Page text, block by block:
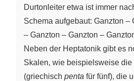
Durtonleiter etwa ist immer
Schema aufgebaut: Ganzton –
– Ganzton – Ganzton –
Neben der Heptatonik gibt es
Skalen, wie beispielsweise die
(griechisch penta für fünf), die